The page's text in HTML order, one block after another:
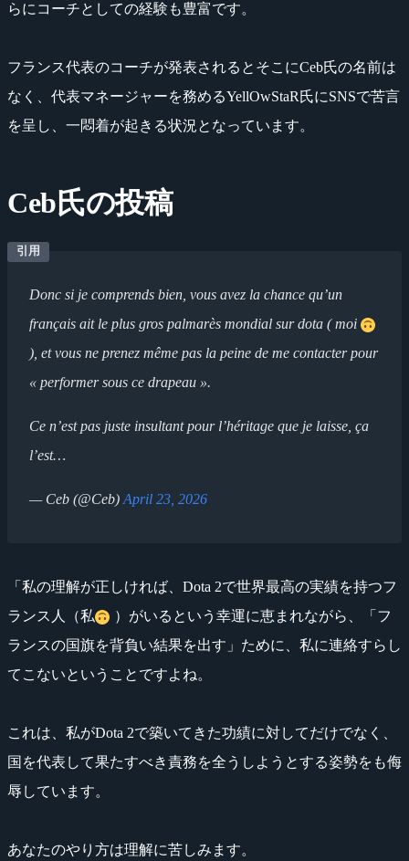
らにコーチとしての経験も豊富です。
フランス代表のコーチが発表されるとそこにCeb氏の名前は
なく、代表マネージャーを務めるYellOwStaR氏にSNSで苦言
を呈し、一悶着が起きる状況となっています。
Ceb氏の投稿
Donc si je comprends bien, vous avez la chance qu’un
français ait le plus gros palmarès mondial sur dota ( moi
), et vous ne prenez même pas la peine de me contacter pour
« performer sous ce drapeau ».
Ce n’est pas juste insultant pour l’héritage que je laisse, ça
l’est…
— Ceb (@Ceb) April 23, 2026
「私の理解が正しければ、Dota 2で世界最高の実績を持つフ
ランス人（私
）がいるという幸運に恵まれながら、「フ
ランスの国旗を背負い結果を出す」ために、私に連絡すらし
てこないということですよね。
これは、私がDota 2で築いてきた功績に対してだけでなく、
国を代表して果たすべき責務を全うしようとする姿勢をも侮
辱しています。
あなたのやり方は理解に苦しみます。